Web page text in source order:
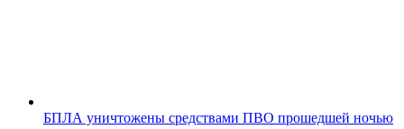
БПЛА уничтожены средствами ПВО прошедшей ночью